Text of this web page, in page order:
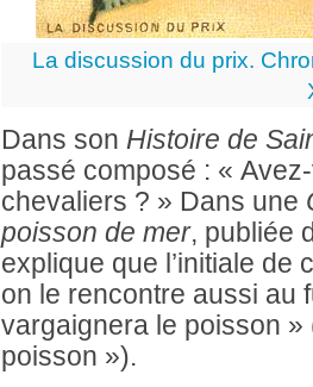
La discussion du prix.
Dans son Histoire de
passé composé : «
chevaliers ? » Dans une
poisson de mer, publiée
explique que l’initiale de
on le rencontre aussi au
vargaignera le poisson
poisson »).